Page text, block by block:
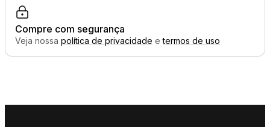
Compre com segurança
Veja nossa política de privacidade etermos de uso